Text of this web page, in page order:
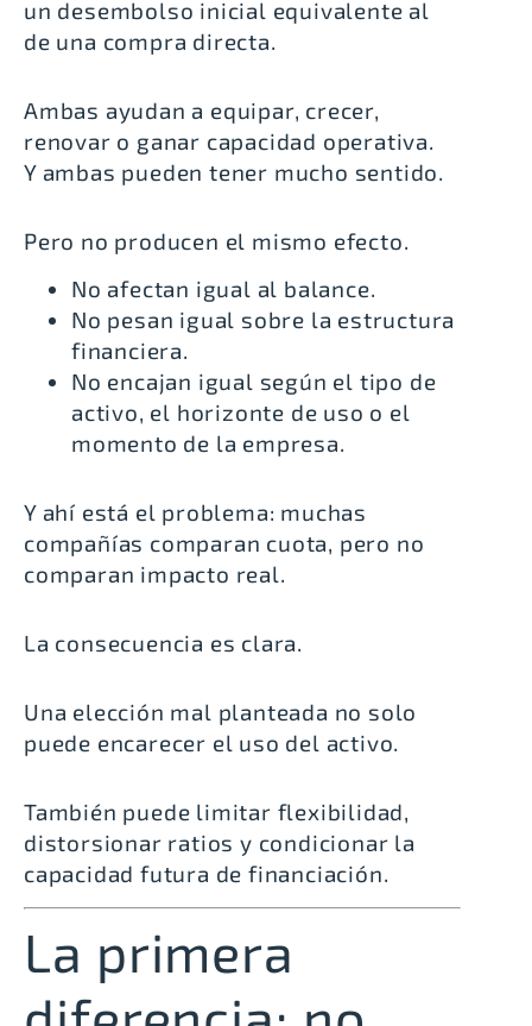
un desembolso inicial equivalente al
de una compra directa.
Ambas ayudan a equipar, crecer,
renovar o ganar capacidad operativa.
Y ambas pueden tener mucho sentido.
Pero no producen el mismo efecto.
No afectan igual al balance.
No pesan igual sobre la estructura
financiera.
No encajan igual según el tipo de
activo, el horizonte de uso o el
momento de la empresa.
Y ahí está el problema: muchas
compañías comparan cuota, pero no
comparan impacto real.
La consecuencia es clara.
Una elección mal planteada no solo
puede encarecer el uso del activo.
También puede limitar flexibilidad,
distorsionar ratios y condicionar la
capacidad futura de financiación.
La primera